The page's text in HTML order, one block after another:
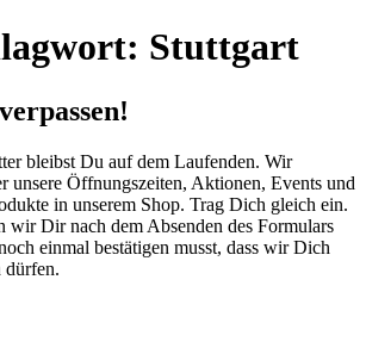
Stuttgart
bleibst Du auf dem Laufenden. Wir
unsere Öffnungszeiten, Aktionen, Events und
in unserem Shop. Trag Dich gleich ein.
wir Dir nach dem Absenden des Formulars
einmal bestätigen musst, dass wir Dich